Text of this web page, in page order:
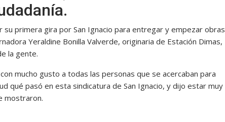
su primera gira por San Ignacio para entregar y empezar obras
Yeraldine Bonilla Valverde, originaria de Estación Dimas,
la gente.
mucho gusto a todas las personas que se acercaban para
qué pasó en esta sindicatura de San Ignacio, y dijo estar muy
mostraron.